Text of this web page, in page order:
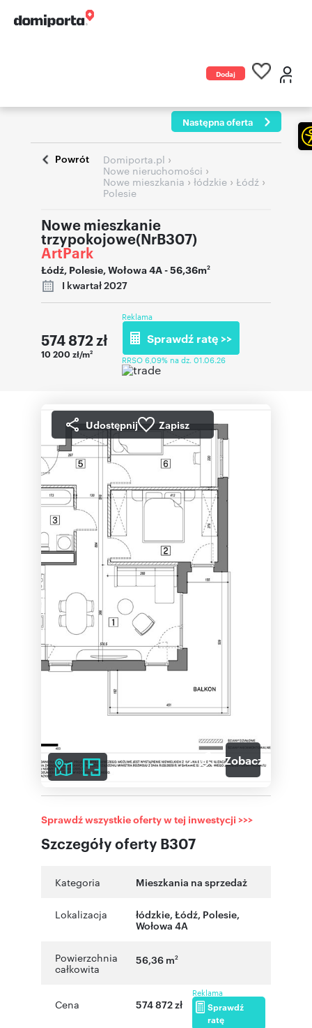
Dodaj
Następna oferta
Powrót Domiporta.pl ›
Nowe nieruchomości ›
Nowe mieszkania › łódzkie › Łódź ›
Polesie
Nowe mieszkanie
trzypokojowe(NrB307)
ArtPark
Łódź, Polesie,Wołowa 4A- 56,36m2
I kwartał 2027
574 872zł
10 200 zł/m2
Reklama
Sprawdź ratę >>
RRSO 6,09% na dz. 01.06.26
Udostępnij Zapisz
12 Zobacz galerię
Szczegóły oferty B307
Sprawdź wszystkie oferty w tej inwestycji >>>
Kategoria Mieszkania na sprzedaż
Lokalizacja łódzkie, Łódź, Polesie,
Wołowa 4A
Powierzchnia
całkowita
56,36 m2
Cena 574 872 zł
Reklama
Sprawdź
ratę